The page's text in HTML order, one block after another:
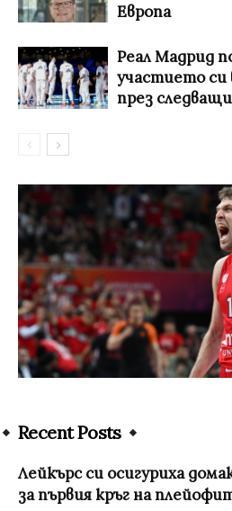
Европа
Реал Мадрид
участието си
през
Recent Posts
Лейкърс си осигуриха
за първия кръг на